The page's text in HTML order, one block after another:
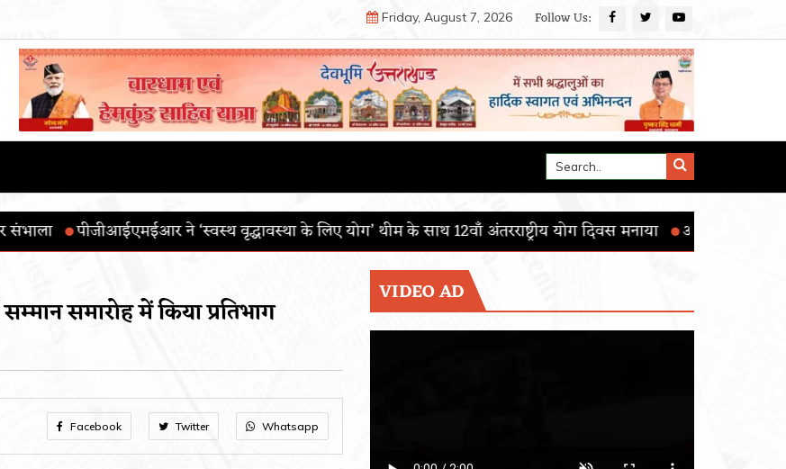
Friday, August 7, 2026 Follow Us:
ने ‘स्वस्थ वृद्धावस्था के लिए योग’ थीम के साथ 12वाँ अंतरराष्ट्रीय योग दिवस मनाया आई.आई.एस.ई.आर. मोहाली का 15वाँ
समारोह में किया प्रतिभाग
Facebook Twitter Whatsapp
VIDEO AD